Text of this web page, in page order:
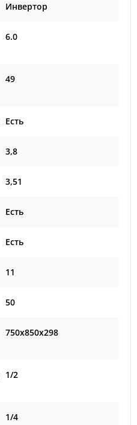
Инвертор
6.0
49
Есть
3,8
3,51
Есть
Есть
11
50
750x850x298
1/2
1/4